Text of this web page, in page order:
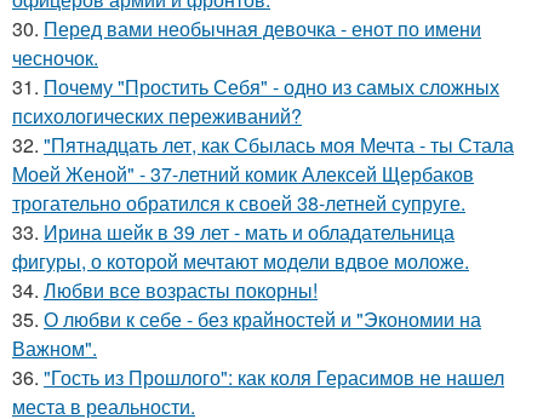
30. Перед вами необычная девочка - енот по имени
чесночок.
31. Почему "Простить Себя" - одно из самых сложных
психологических переживаний?
32. "Пятнадцать лет, как Сбылась моя Мечта - ты Стала
Моей Женой" - 37-летний комик Алексей Щербаков
трогательно обратился к своей 38-летней супруге.
33. Ирина шейк в 39 лет - мать и обладательница
фигуры, о которой мечтают модели вдвое моложе.
34. Любви все возрасты покорны!
35. О любви к себе - без крайностей и "Экономии на
Важном".
36. "Гость из Прошлого": как коля Герасимов не нашел
места в реальности.